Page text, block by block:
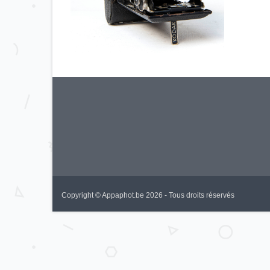
Copyright © Appaphot.be 2026 - Tous droits réservés